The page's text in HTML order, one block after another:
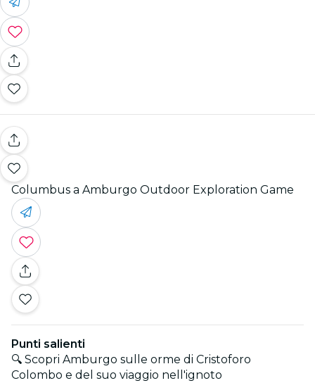
Columbus a Amburgo Outdoor Exploration Game
Punti salienti
🔍 Scopri Amburgo sulle orme di Cristoforo
Colombo e del suo viaggio nell'ignoto